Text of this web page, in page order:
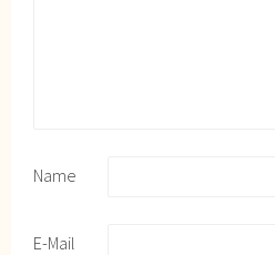
Name
E-Mail